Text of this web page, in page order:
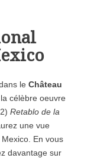
le Château
célèbre oeuvre
Retablo de la
une vue
En vous
davantage sur